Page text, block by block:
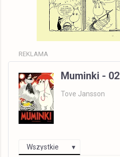
REKLAMA
Muminki - 02
Tove Jansson
Wszystkie